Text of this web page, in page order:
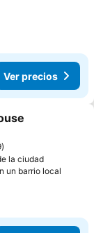
Ver precios
la ciudad
un barrio local